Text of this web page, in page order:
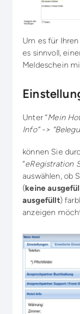
Um es für
es sinnvoll,
Meldeschein
Unter “Mein
Info” ->
können Sie
“eRegistration
auswählen, ob
(keine
ausgefüllt)
anzeigen